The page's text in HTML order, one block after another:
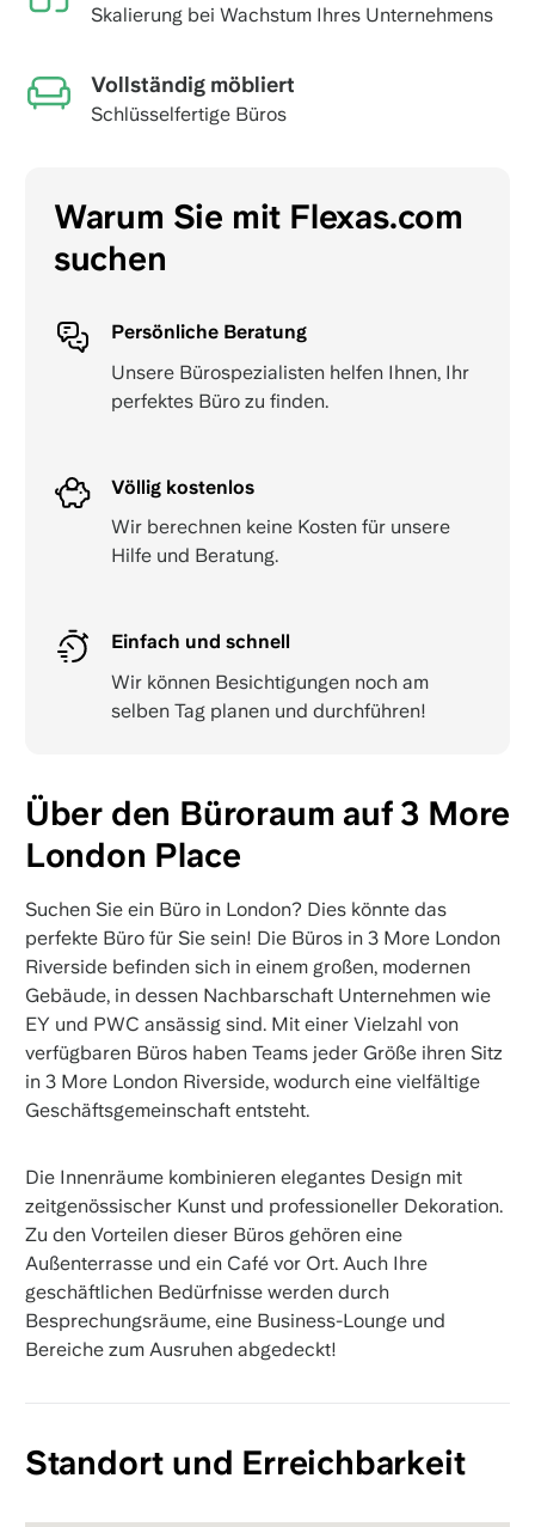
Skalierung bei Wachstum Ihres Unternehmens
Vollständig möbliert
Schlüsselfertige Büros
Warum Sie mit Flexas.com
suchen
Persönliche Beratung
Unsere Bürospezialisten helfen Ihnen, Ihr
perfektes Büro zu finden.
Völlig kostenlos
Wir berechnen keine Kosten für unsere
Hilfe und Beratung.
Einfach und schnell
Wir können Besichtigungen noch am
selben Tag planen und durchführen!
Über den Büroraum auf 3 More
London Place
Suchen Sie ein Büro in London? Dies könnte das
perfekte Büro für Sie sein! Die Büros in 3 More London
Riverside befinden sich in einem großen, modernen
Gebäude, in dessen Nachbarschaft Unternehmen wie
EY und PWC ansässig sind. Mit einer Vielzahl von
verfügbaren Büros haben Teams jeder Größe ihren Sitz
in 3 More London Riverside, wodurch eine vielfältige
Geschäftsgemeinschaft entsteht.
Die Innenräume kombinieren elegantes Design mit
zeitgenössischer Kunst und professioneller Dekoration.
Zu den Vorteilen dieser Büros gehören eine
Außenterrasse und ein Café vor Ort. Auch Ihre
geschäftlichen Bedürfnisse werden durch
Besprechungsräume, eine Business-Lounge und
Bereiche zum Ausruhen abgedeckt!
Standort und Erreichbarkeit